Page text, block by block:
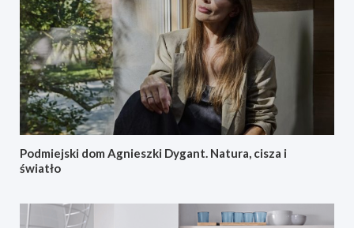
Podmiejski dom Agnieszki Dygant. Natura, cisza i
światło